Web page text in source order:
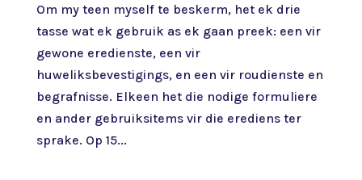
Om my teen myself te beskerm, het ek drie
tasse wat ek gebruik as ek gaan preek: een vir
gewone eredienste, een vir
huweliksbevestigings, en een vir roudienste en
begrafnisse. Elkeen het die nodige formuliere
en ander gebruiksitems vir die erediens ter
sprake. Op 15...